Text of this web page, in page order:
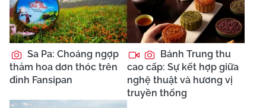
Sa Pa: Choáng ngợp
thảm hoa dơn thóc trên
đỉnh Fansipan
Bánh Trung thu
cao cấp: Sự kết hợp giữa
nghệ thuật và hương vị
truyền thống